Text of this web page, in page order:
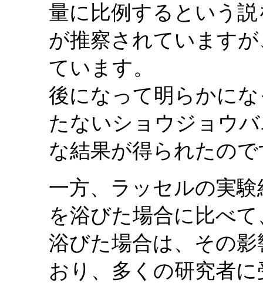
量に比例するという
が推察されています
ています。
後になって明らかに
たないショウジョウ
な結果が得られたの
一方、ラッセルの実
を浴びた場合に比べ
浴びた場合は、その
おり、多くの研究者